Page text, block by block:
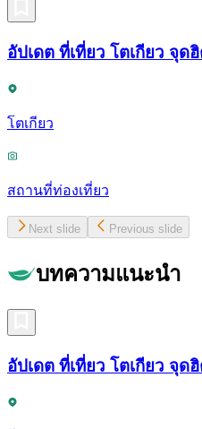
อัปเดต ที่เที่ยว โตเกียว จุด
โตเกียว
สถานที่ท่องเที่ยว
Next slide Previous slide
บทความแนะนำ
อัปเดต ที่เที่ยว โตเกียว จุด